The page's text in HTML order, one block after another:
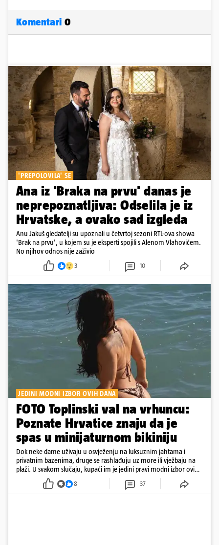
Komentari 0
'PREPOLOVILA' SE
Ana iz 'Braka na prvu' danas je
neprepoznatljiva: Odselila je iz
Hrvatske, a ovako sad izgleda
Anu Jakuš gledatelji su upoznali u četvrtoj sezoni RTL-ova showa
'Brak na prvu', u kojem su je eksperti spojili s Alenom Vlahovićem.
No njihov odnos nije zaživio
3 10
JEDINI MODNI IZBOR OVIH DANA
FOTO Toplinski val na vrhuncu:
Poznate Hrvatice znaju da je
spas u minijaturnom bikiniju
Dok neke dame uživaju u osvježenju na luksuznim jahtama i
privatnim bazenima, druge se rashlađuju uz more ili vježbaju na
plaži. U svakom slučaju, kupaći im je jedini pravi modni izbor ovih
8 37